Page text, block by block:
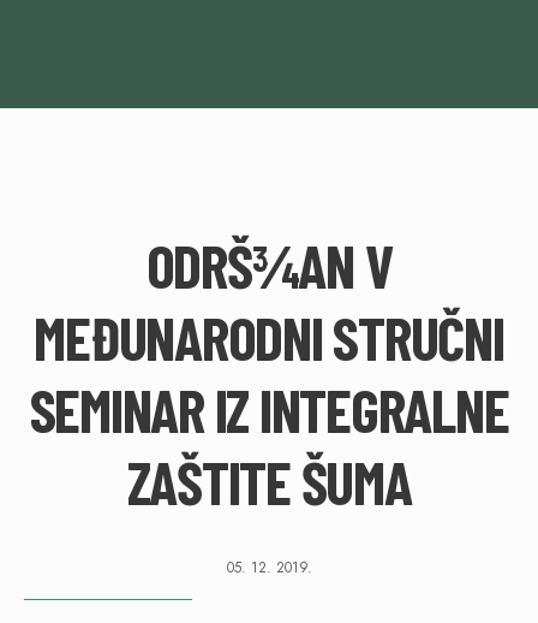
ODRŠ¾AN V
MEĐUNARODNI STRUČNI
SEMINAR IZ INTEGRALNE
ZAŠTITE ŠUMA
05. 12. 2019.